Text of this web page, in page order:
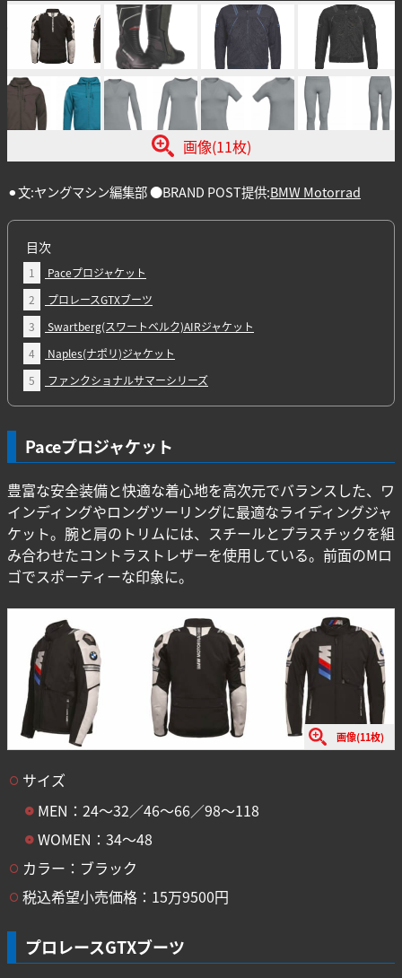
画像(11枚)
⚫︎文:ヤングマシン編集部 ●BRAND POST提供:BMW Motorrad
目次
1
Paceプロジャケット
2
プロレースGTXブーツ
3
Swartberg(スワートベルク)AIRジャケット
4
Naples(ナポリ)ジャケット
5
ファンクショナルサマーシリーズ
Paceプロジャケット
豊富な安全装備と快適な着心地を高次元でバランスした、ワ
インディングやロングツーリングに最適なライディングジャ
ケット。腕と肩のトリムには、スチールとプラスチックを組
み合わせたコントラストレザーを使用している。前面のMロ
ゴでスポーティーな印象に。
画像(11枚)
サイズ
MEN：24〜32／46〜66／98〜118
WOMEN：34〜48
カラー：ブラック
税込希望小売価格：15万9500円
プロレースGTXブーツ